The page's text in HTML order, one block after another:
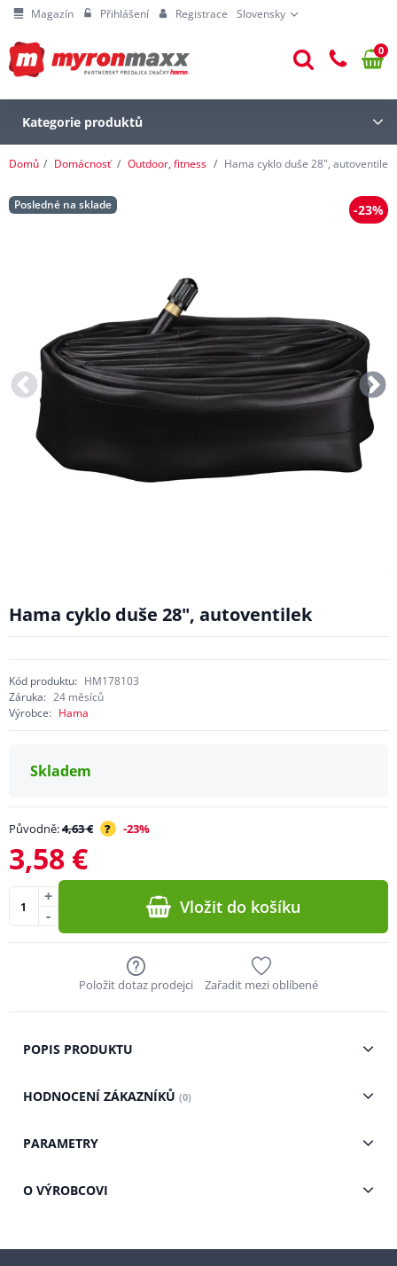
Magazín Přihlášení Registrace Slovensky
0
Kategorie produktů
Domů Domácnosť Outdoor, fitness Hama cyklo duše 28", autoventilek
Posledné na sklade -23%
Hama cyklo duše 28", autoventilek
Kód produktu: HM178103
Záruka: 24 měsíců
Výrobce: Hama
Skladem
Původně:4,63 € ? -23%
3,58 €
-
+ Vložit do košíku
Položit dotaz prodejci Zařadit mezi oblíbené
POPIS PRODUKTU
HODNOCENÍ ZÁKAZNÍKŮ (0)
PARAMETRY
O VÝROBCOVI